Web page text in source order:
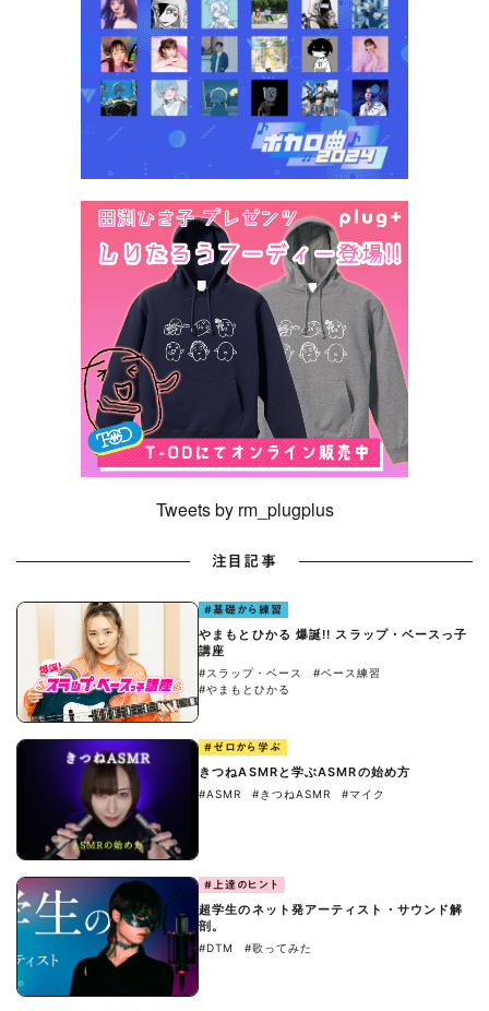
Tweets by rm_plugplus
注目記事
#基礎から練習
やまもとひかる 爆誕!! スラップ・ベースっ子
講座
#スラップ・ベース
#ベース練習
#やまもとひかる
#ゼロから学ぶ
きつねASMRと学ぶASMRの始め方
#ASMR #きつねASMR #マイク
#上達のヒント
超学生のネット発アーティスト・サウンド解
剖。
#DTM #歌ってみた